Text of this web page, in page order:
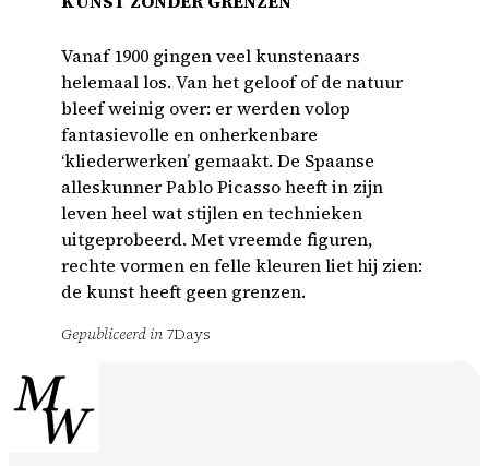
Vanaf 1900 gingen veel kunstenaars
helemaal los. Van het geloof of de natuur
bleef weinig over: er werden volop
fantasievolle en onherkenbare
‘kliederwerken’ gemaakt. De Spaanse
alleskunner Pablo Picasso heeft in zijn
leven heel wat stijlen en technieken
uitgeprobeerd. Met vreemde figuren,
rechte vormen en felle kleuren liet hij zien:
de kunst heeft geen grenzen.
Gepubliceerd in 7Days